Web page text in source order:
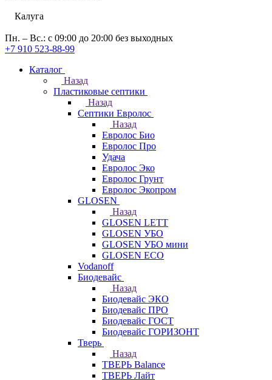
Калуга
Пн. – Вс.: с 09:00 до 20:00 без выходных
+7 910 523-88-99
Каталог
Назад
Пластиковые септики
Назад
Септики Евролос
Назад
Евролос Био
Евролос Про
Удача
Евролос Эко
Евролос Грунт
Евролос Экопром
GLOSEN
Назад
GLOSEN LETT
GLOSEN УБО
GLOSEN УБО мини
GLOSEN ECO
Vodanoff
Биодевайс
Назад
Биодевайс ЭКО
Биодевайс ПРО
Биодевайс ГОСТ
Биодевайс ГОРИЗОНТ
Тверь
Назад
ТВЕРЬ Balance
ТВЕРЬ Лайт